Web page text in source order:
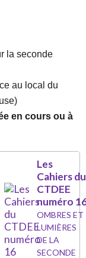
la seconde
au local du
en cours ou à
Les
Cahiers du
CTDEE
numéro
OMBRES ET
LUMIÈRES
DE LA
SECONDE